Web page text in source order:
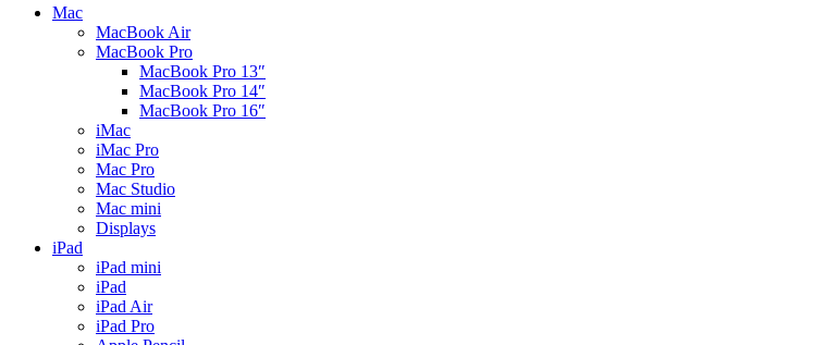
Mac
MacBook Air
MacBook Pro
MacBook Pro 13″
MacBook Pro 14″
MacBook Pro 16″
iMac
iMac Pro
Mac Pro
Mac Studio
Mac mini
Displays
iPad
iPad mini
iPad
iPad Air
iPad Pro